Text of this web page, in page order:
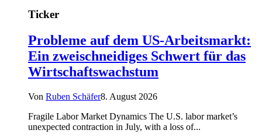
Ticker
Probleme auf dem US-Arbeitsmarkt:
Ein zweischneidiges Schwert für das
Wirtschaftswachstum
Von Ruben Schäfer8. August 2026
Fragile Labor Market Dynamics The U.S. labor market’s
unexpected contraction in July, with a loss of...